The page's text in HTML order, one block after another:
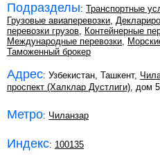
Подразделы: Транспортные
Грузовые авиаперевозки,
перевозки грузов, Контейнерные
Международные перевозки,
Таможенный брокер
Адрес: Узбекистан, Ташкент,
проспект (Халклар Дустлиги), дом
Метро: Чиланзар
Индекс: 100135